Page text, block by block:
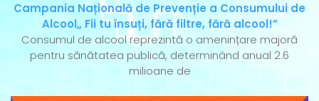
Campania Națională de Prevenție a Consumului de
Alcool„ Fii tu însuți, fără filtre, fără alcool!”
Consumul de alcool reprezintă o amenințare majoră
pentru sănătatea publică, determinând anual 2.6
milioane de